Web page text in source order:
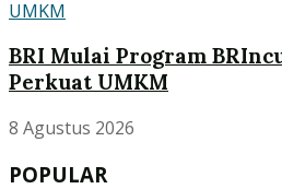
BRI Mulai Program
Perkuat UMKM
8 Agustus 2026
POPULAR